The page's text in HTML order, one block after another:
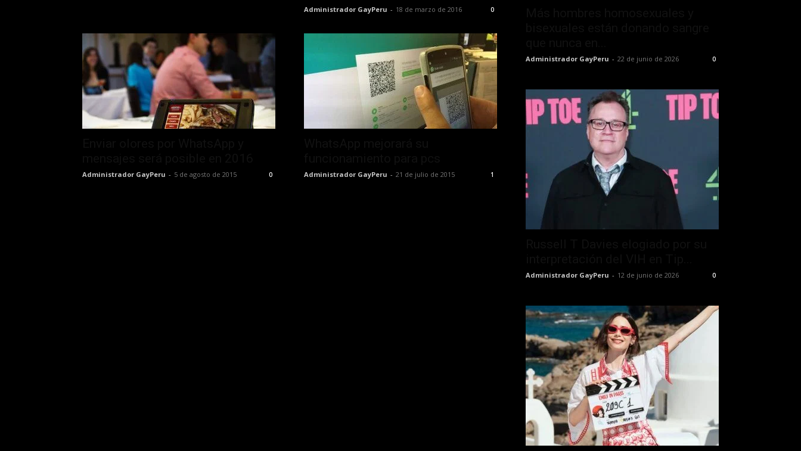
Administrador GayPeru - 18 de marzo de 2016 0
Administrador GayPeru - 5 de agosto de 2015 0 Administrador GayPeru - 21 de julio de 2015 1
Administrador GayPeru - 22 de junio de 2026 0
Administrador GayPeru - 12 de junio de 2026 0